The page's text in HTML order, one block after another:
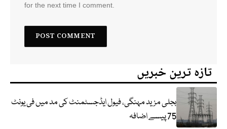
for the next time I comment.
تازہ ترین خبریں
بجلی مزید مہنگی، فیول ایڈجسٹمنٹ کی مد میں فی یونٹ
75 پیسے اضافہ